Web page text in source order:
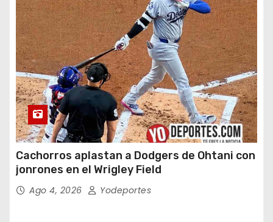
Cachorros aplastan a Dodgers de Ohtani con
jonrones en el Wrigley Field
Ago 4, 2026 Yodeportes